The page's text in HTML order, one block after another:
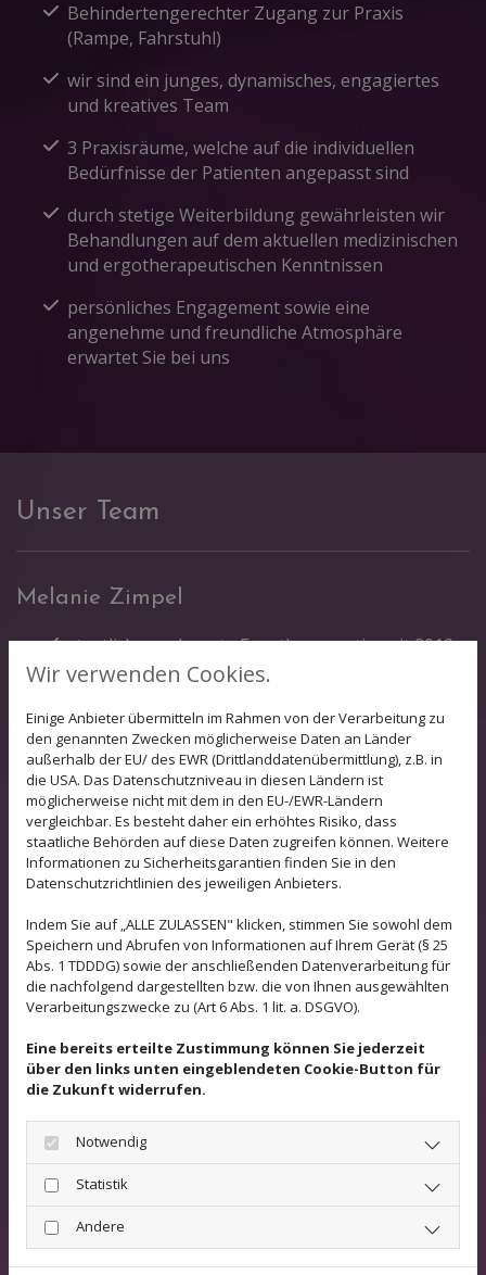
Behindertengerechter Zugang zur Praxis
(Rampe, Fahrstuhl)
wir sind ein junges, dynamisches, engagiertes
und kreatives Team
3 Praxisräume, welche auf die individuellen
Bedürfnisse der Patienten angepasst sind
durch stetige Weiterbildung gewährleisten wir
Behandlungen auf dem aktuellen medizinischen
und ergotherapeutischen Kenntnissen
persönliches Engagement sowie eine
angenehme und freundliche Atmosphäre
erwartet Sie bei uns
Unser Team
Melanie Zimpel
staatlich anerkannte Ergotherapeutin seit 2012
fachliche Leiterin seit 2013
tiergestützte Therapie –
Therapiehundausbildung mit ‚Max‘ 2013
Weiterbildungen:
2015 Dyskalkulie
2016 Tape-Therapeut
2019 Handrehabilitation - Basisseminar und
Handrehabilitation - Erweiterungsseminar
26.03.2021 Narbentherapie- Basisseminar
01.10.2022 Functional Training
27.01.2023 Autogenes Training Kursleiter
04.02.2023 Ergotherapie bei Covid-19 Patienten im
ambulanten Setting
06.06.2023 COVID -19, Long COVID in der Therapie:
Praxiskurs zur aktiven Nachsorge mit Yoga und
viszeraler Automobilisation
Wir verwenden Cookies.
Einige Anbieter übermitteln im Rahmen von der Verarbeitung zu
den genannten Zwecken möglicherweise Daten an Länder
außerhalb der EU/ des EWR (Drittlanddatenübermittlung), z.B. in
die USA. Das Datenschutzniveau in diesen Ländern ist
möglicherweise nicht mit dem in den EU-/EWR-Ländern
vergleichbar. Es besteht daher ein erhöhtes Risiko, dass
staatliche Behörden auf diese Daten zugreifen können. Weitere
Informationen zu Sicherheitsgarantien finden Sie in den
Datenschutzrichtlinien des jeweiligen Anbieters.
Indem Sie auf „ALLE ZULASSEN" klicken, stimmen Sie sowohl dem
Speichern und Abrufen von Informationen auf Ihrem Gerät (§ 25
Abs. 1 TDDDG) sowie der anschließenden Datenverarbeitung für
die nachfolgend dargestellten bzw. die von Ihnen ausgewählten
Verarbeitungszwecke zu (Art 6 Abs. 1 lit. a. DSGVO).
Eine bereits erteilte Zustimmung können Sie jederzeit
über den links unten eingeblendeten Cookie-Button für
die Zukunft widerrufen.
Notwendig
Statistik
Andere